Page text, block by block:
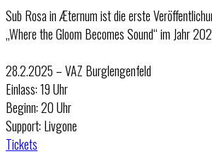
Sub Rosa in Æternum ist die erste
„Where the Gloom Becomes Sound“ im Jahr
28.2.2025 – VAZ Burglengenfeld
Einlass: 19 Uhr
Beginn: 20 Uhr
Support: Livgone
Tickets